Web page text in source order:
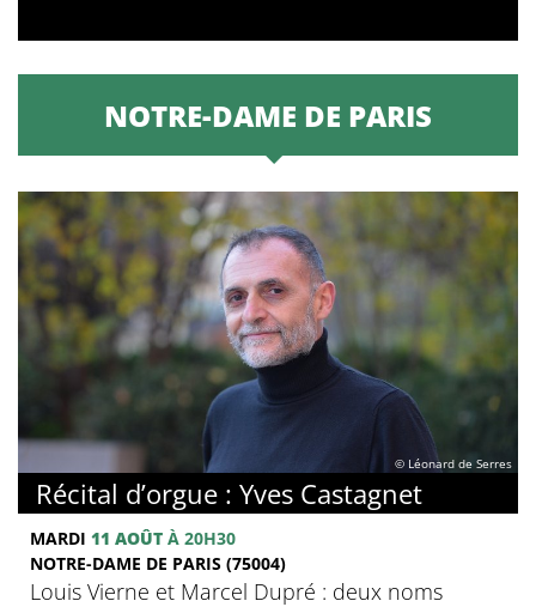
NOTRE-DAME DE PARIS
© Léonard de Serres
Récital d’orgue : Yves Castagnet
MARDI 11 AOÛT À 20H30
NOTRE-DAME DE PARIS (75004)
Louis Vierne et Marcel Dupré : deux noms